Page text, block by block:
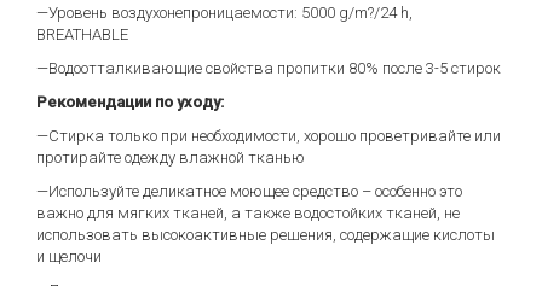
—Уровень воздухонепроницаемости: 5000 g/m?/24 h,
BREATHABLE
—Водоотталкивающие свойства пропитки 80% после 3-5 стирок
Рекомендации по уходу:
—Стирка только при необходимости, хорошо проветривайте или
протирайте одежду влажной тканью
—Используйте деликатное моющее средство – особенно это
важно для мягких тканей, а также водостойких тканей, не
использовать высокоактивные решения, содержащие кислоты
и щелочи